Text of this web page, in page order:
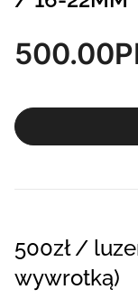
500.00
500zł / luzem 1000kg (dostawa
wywrotką)